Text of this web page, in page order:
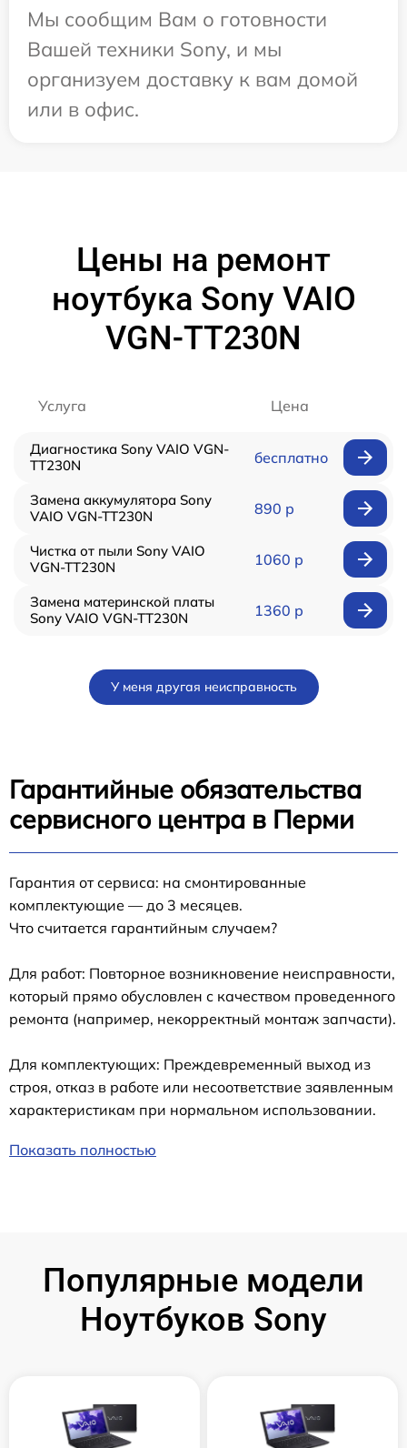
Мы сообщим Вам о готовности
Вашей техники Sony, и мы
организуем доставку к вам домой
или в офис.
Цены на ремонт
ноутбука Sony VAIO
VGN-TT230N
Услуга Цена
Диагностика Sony VAIO VGN-
TT230N
бесплатно
Замена аккумулятора Sony
VAIO VGN-TT230N
890 р
Чистка от пыли Sony VAIO
VGN-TT230N
1060 р
Замена материнской платы
Sony VAIO VGN-TT230N
1360 р
У меня другая неисправность
Гарантийные обязательства
сервисного центра в Перми
Гарантия от сервиса: на смонтированные
комплектующие — до 3 месяцев.
Что считается гарантийным случаем?
Для работ: Повторное возникновение неисправности,
который прямо обусловлен с качеством проведенного
ремонта (например, некорректный монтаж запчасти).
Для комплектующих: Преждевременный выход из
строя, отказ в работе или несоответствие заявленным
характеристикам при нормальном использовании.
Показать полностью
Популярные модели
Ноутбуков Sony